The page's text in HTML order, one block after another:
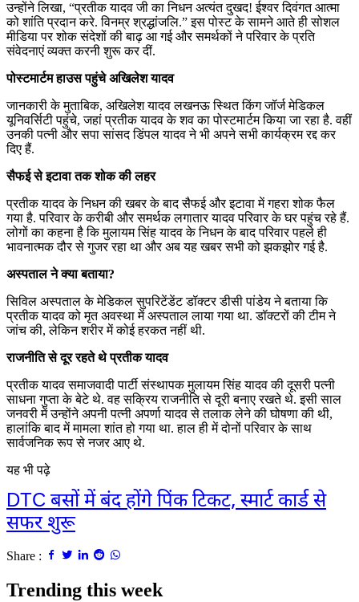
उन्होंने लिखा, “प्रतीक यादव जी का निधन अत्यंत दुखद! ईश्वर दिवंगत आत्मा
को शांति प्रदान करे. विनम्र श्रद्धांजलि.” इस पोस्ट के सामने आते ही सोशल
मीडिया पर शोक संदेशों की बाढ़ आ गई और समर्थकों ने परिवार के प्रति
संवेदनाएं व्यक्त करनी शुरू कर दीं.
पोस्टमार्टम हाउस पहुंचे अखिलेश यादव
जानकारी के मुताबिक, अखिलेश यादव लखनऊ स्थित किंग जॉर्ज मेडिकल
यूनिवर्सिटी पहुंचे, जहां प्रतीक यादव के शव का पोस्टमार्टम किया जा रहा है. वहीं
उनकी पत्नी और सपा सांसद डिंपल यादव ने भी अपने सभी कार्यक्रम रद्द कर
दिए हैं.
सैफई से इटावा तक शोक की लहर
प्रतीक यादव के निधन की खबर के बाद सैफई और इटावा में गहरा शोक फैल
गया है. परिवार के करीबी और समर्थक लगातार यादव परिवार के घर पहुंच रहे हैं.
लोगों का कहना है कि मुलायम सिंह यादव के निधन के बाद परिवार पहले ही
भावनात्मक दौर से गुजर रहा था और अब यह खबर सभी को झकझोर गई है.
अस्पताल ने क्या बताया?
सिविल अस्पताल के मेडिकल सुपरिटेंडेंट डॉक्टर डीसी पांडेय ने बताया कि
प्रतीक यादव को मृत अवस्था में अस्पताल लाया गया था. डॉक्टरों की टीम ने
जांच की, लेकिन शरीर में कोई हरकत नहीं थी.
राजनीति से दूर रहते थे प्रतीक यादव
प्रतीक यादव समाजवादी पार्टी संस्थापक मुलायम सिंह यादव की दूसरी पत्नी
साधना गुप्ता के बेटे थे. वह सक्रिय राजनीति से दूरी बनाए रखते थे. इसी साल
जनवरी में उन्होंने अपनी पत्नी अपर्णा यादव से तलाक लेने की घोषणा की थी,
हालांकि बाद में मामला शांत हो गया था. हाल ही में दोनों परिवार के साथ
सार्वजनिक रूप से नजर आए थे.
यह भी पढ़े
DTC बसों में बंद होंगे पिंक टिकट, स्मार्ट कार्ड से
सफर शुरू
Share :
Trending this week